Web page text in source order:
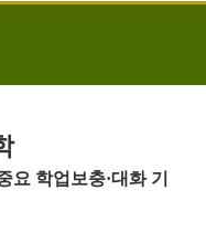
요 학업보충·대화 기